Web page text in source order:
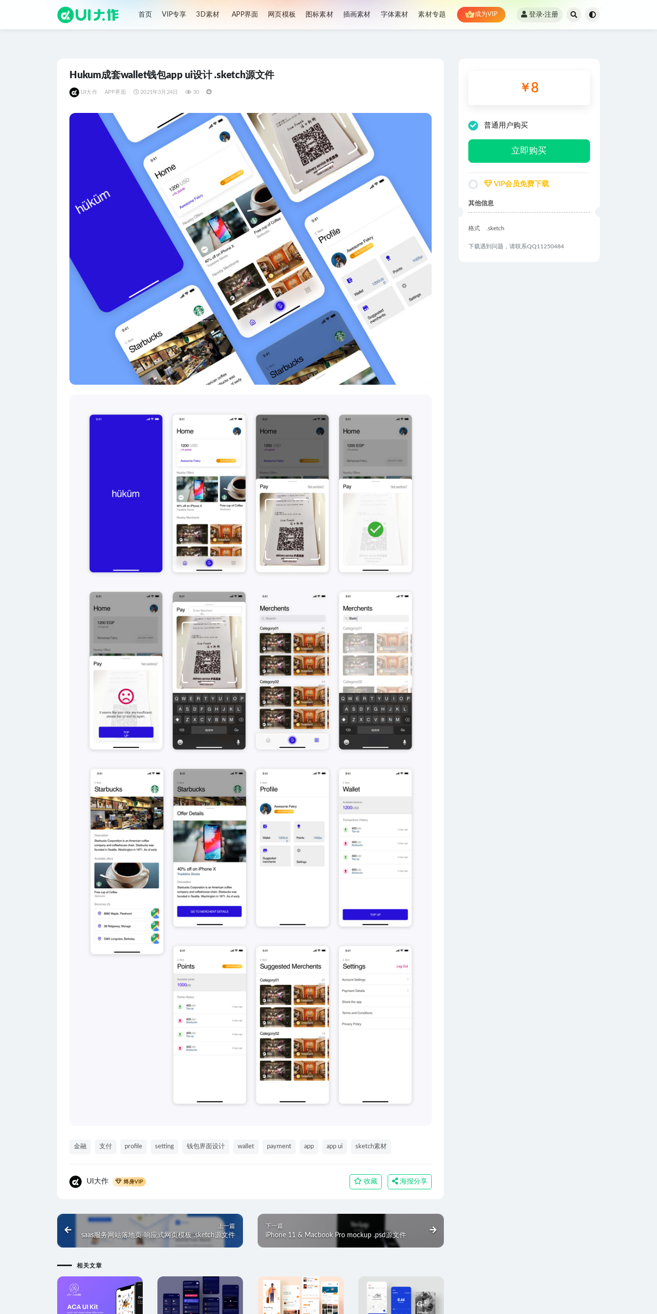
首页 VIP专享 3D素材 APP界面 网页模板 图标素材 插画素材 字体素材 素材专题 成为VIP 登录·注册
Hukum成套wallet钱包app ui设计 .sketch源文件
UI大作 APP界面 2021年3月24日 30
金融 支付 profile setting 钱包界面设计 wallet payment app app ui sketch素材
UI大作 终身VIP 收藏 海报分享
上一篇
saas服务网站落地页 响应式网页模板 .sketch源文件
下一篇
iPhone 11 & Macbook Pro mockup .psd源文件
相关文章
￥ 8
普通用户购买
立即购买
VIP会员免费下载
其他信息
格式 .sketch
下载遇到问题，请联系QQ11250484